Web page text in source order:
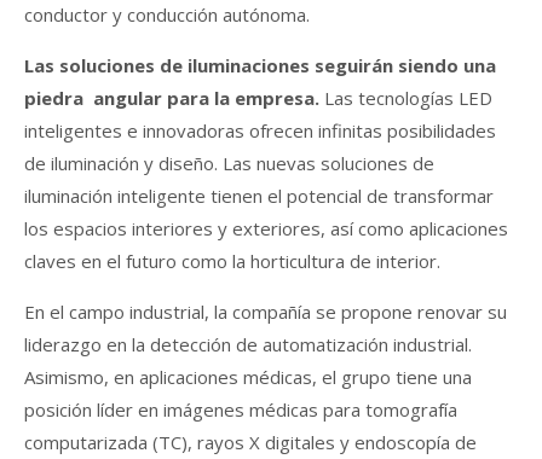
conductor y conducción autónoma.
Las soluciones de iluminaciones seguirán siendo una
piedra angular para la empresa. Las tecnologías LED
inteligentes e innovadoras ofrecen infinitas posibilidades
de iluminación y diseño. Las nuevas soluciones de
iluminación inteligente tienen el potencial de transformar
los espacios interiores y exteriores, así como aplicaciones
claves en el futuro como la horticultura de interior.
En el campo industrial, la compañía se propone renovar su
liderazgo en la detección de automatización industrial.
Asimismo, en aplicaciones médicas, el grupo tiene una
posición líder en imágenes médicas para tomografía
computarizada (TC), rayos X digitales y endoscopía de